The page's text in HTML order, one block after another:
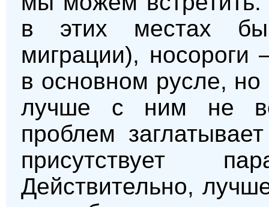
в этих местах
миграции), носороги
в основном русле, но
лучше с ним не
проблем
присутствует
Действительно,